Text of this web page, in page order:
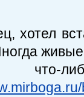
хотел
живые
что-